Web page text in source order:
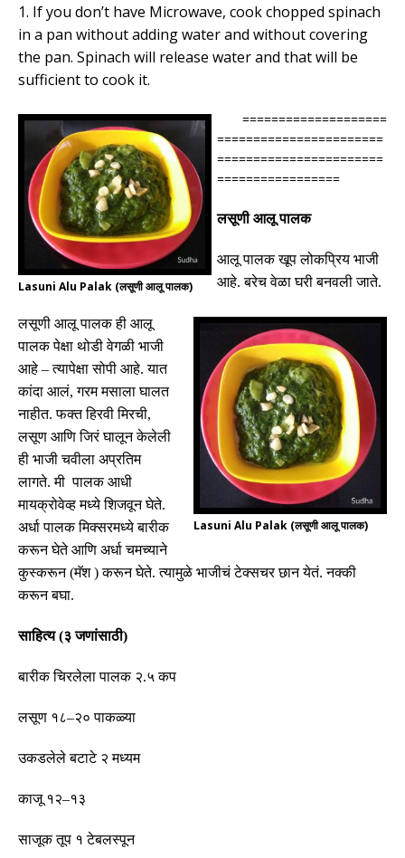
1. If you don’t have Microwave, cook chopped spinach
in a pan without adding water and without covering
the pan. Spinach will release water and that will be
sufficient to cook it.
Lasuni Alu Palak (लसूणी आलू पालक)
Lasuni Alu Palak (लसूणी आलू पालक)
====================
=======================
=======================
=================
लसूणी आलू पालक
आलू पालक खूप लोकप्रिय भाजी
आहे.बरेच वेळा घरी बनवली जाते.
लसूणी आलू पालक ही आलू
पालक पेक्षा थोडी वेगळी भाजी
आहे –त्यापेक्षा सोपी आहे.यात
कांदा आलं,गरम मसाला घालत
नाहीत.फक्त हिरवी मिरची,
लसूण आणि जिरं घालून केलेली
ही भाजी चवीला अप्रतिम
लागते.मी पालक आधी
मायक्रोवेव्ह मध्ये शिजवून घेते.
अर्धा पालक मिक्सरमध्ये बारीक
करून घेते आणि अर्धा चमच्याने
कुस्करून(मॅश)करून घेते.त्यामुळे भाजीचं टेक्सचर छान येतं.नक्की
करून बघा.
साहित्य (३ जणांसाठी)
बारीक चिरलेला पालक २.५ कप
लसूण १८–२० पाकळ्या
उकडलेले बटाटे २ मध्यम
काजू १२–१३
साजूक तूप १ टेबलस्पून